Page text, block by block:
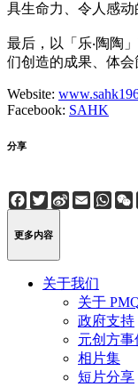
具生命力、令人感动
最后，以「乐‧陶陶
们创造的成果、体会
Website:
Facebook: SAHK
分享
Facebook
Twitter
Sina
Weibo
Email
更多内容
关于我们
关于
政府支持
元创方事
相片集
短片分享